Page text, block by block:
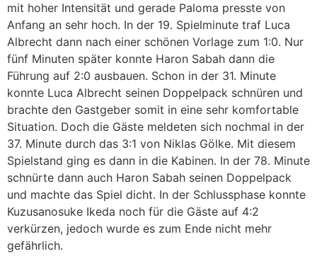
mit hoher Intensität und gerade Paloma presste von
Anfang an sehr hoch. In der 19. Spielminute traf Luca
Albrecht dann nach einer schönen Vorlage zum 1:0. Nur
fünf Minuten später konnte Haron Sabah dann die
Führung auf 2:0 ausbauen. Schon in der 31. Minute
konnte Luca Albrecht seinen Doppelpack schnüren und
brachte den Gastgeber somit in eine sehr komfortable
Situation. Doch die Gäste meldeten sich nochmal in der
37. Minute durch das 3:1 von Niklas Gölke. Mit diesem
Spielstand ging es dann in die Kabinen. In der 78. Minute
schnürte dann auch Haron Sabah seinen Doppelpack
und machte das Spiel dicht. In der Schlussphase konnte
Kuzusanosuke Ikeda noch für die Gäste auf 4:2
verkürzen, jedoch wurde es zum Ende nicht mehr
gefährlich.